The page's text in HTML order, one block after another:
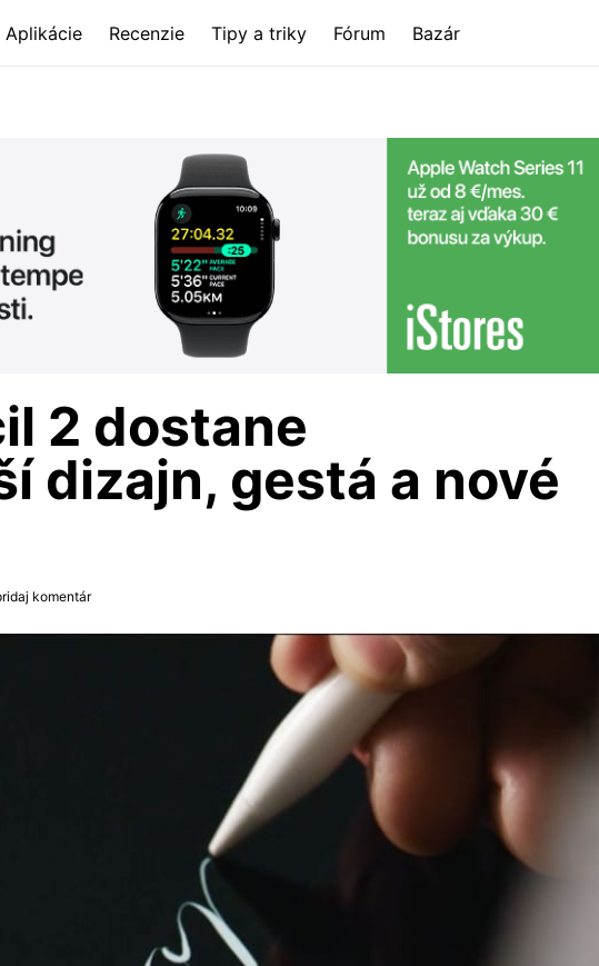
Aplikácie Recenzie Tipy a triky Fórum Bazár
2 dostane
dizajn, gestá a nové
komentár